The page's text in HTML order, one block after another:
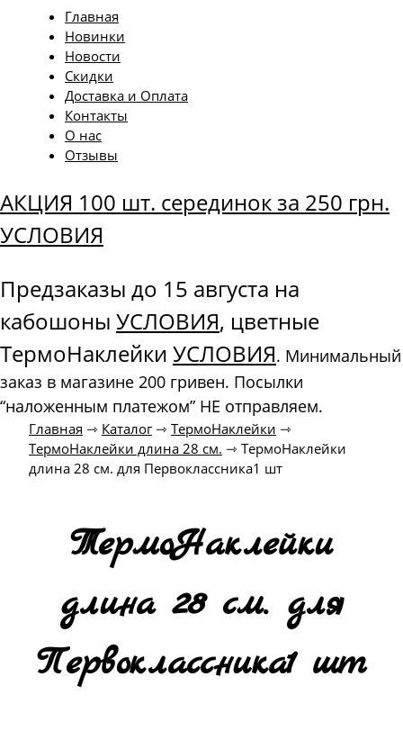
Главная
Новинки
Новости
Скидки
Доставка и Оплата
Контакты
О нас
Отзывы
АКЦИЯ 100 шт. серединок за 250 грн.
УСЛОВИЯ
Предзаказы до 15 августа на
кабошоны УСЛОВИЯ, цветные
ТермоНаклейки УСЛОВИЯ. Минимальный
заказ в магазине 200 гривен. Посылки
“наложенным платежом” НЕ отправляем.
Главная ⇾ Каталог⇾ ТермоНаклейки ⇾
ТермоНаклейки длина 28 см. ⇾ ТермоНаклейки
длина 28 см. для Первоклассника1 шт
ТермоНаклейки
длина 28 см. для
Первоклассника1 шт